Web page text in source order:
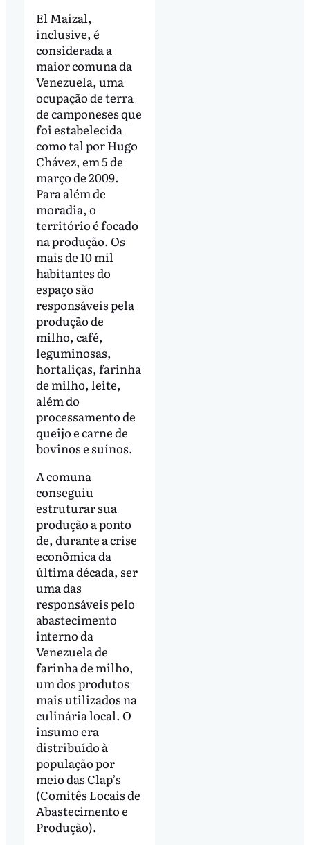
El Maizal,
inclusive, é
considerada a
maior comuna da
Venezuela, uma
ocupação de terra
de camponeses que
foi estabelecida
como tal por Hugo
Chávez, em 5 de
março de 2009.
Para além de
moradia, o
território é focado
na produção. Os
mais de 10 mil
habitantes do
espaço são
responsáveis pela
produção de
milho, café,
leguminosas,
hortaliças, farinha
de milho, leite,
além do
processamento de
queijo e carne de
bovinos e suínos.
A comuna
conseguiu
estruturar sua
produção a ponto
de, durante a crise
econômica da
última década, ser
uma das
responsáveis pelo
abastecimento
interno da
Venezuela de
farinha de milho,
um dos produtos
mais utilizados na
culinária local. O
insumo era
distribuído à
população por
meio das Clap’s
(Comitês Locais de
Abastecimento e
Produção).